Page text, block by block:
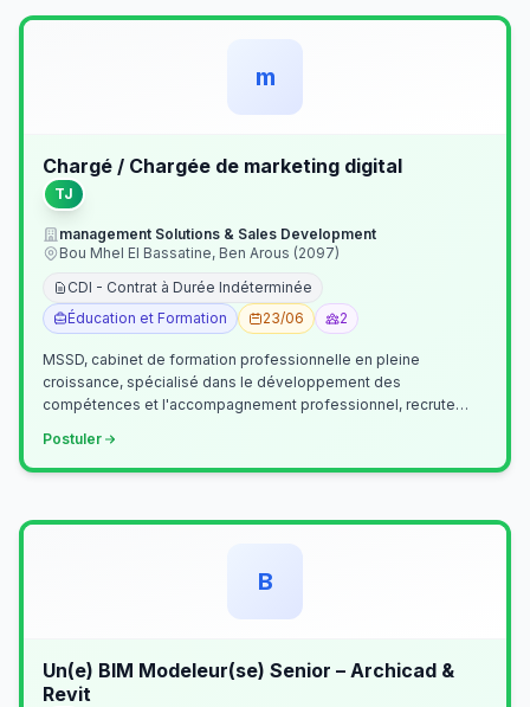
m
Chargé / Chargée de marketing digital
TJ
management Solutions & Sales Development
Bou Mhel El Bassatine, Ben Arous (2097)
CDI - Contrat à Durée Indéterminée
Éducation et Formation
23/06 2
MSSD, cabinet de formation professionnelle en pleine
croissance, spécialisé dans le développement des
compétences et l'accompagnement professionnel, recrute
Postuler
B
Un(e) BIM Modeleur(se) Senior – Archicad &
Revit